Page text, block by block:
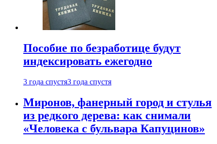
Пособие по безработице будут
индексировать ежегодно
3 года спустя3 года спустя
Миронов, фанерный город и стулья
из редкого дерева: как снимали
«Человека с бульвара Капуцинов»